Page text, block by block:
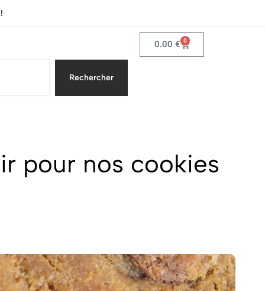
Rechercher
0.00 € 0
pour nos cookies